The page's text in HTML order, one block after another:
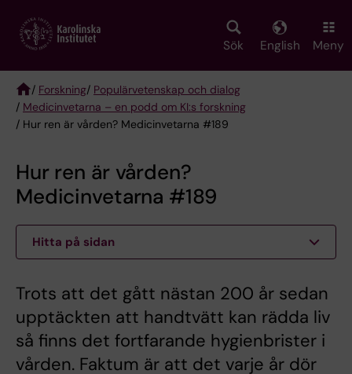
main
Sök English Meny
Breadcrumb
/ Forskning/ Populärvetenskap och dialog
/ Medicinvetarna – en podd om KI:s forskning
/ Hur ren är vården? Medicinvetarna #189
Hur ren är vården?
Medicinvetarna #189
Hitta på sidan
Trots att det gått nästan 200 år sedan
upptäckten att handtvätt kan rädda liv
så finns det fortfarande hygienbrister i
vården. Faktum är att det varje år dör